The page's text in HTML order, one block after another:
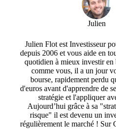
Julien
Julien Flot est Investisseur
depuis 2006 et vous aide en
quotidien à mieux investir en
comme vous, il a un jour
bourse, rapidement perdu
d'euros avant d'apprendre de
stratégie et l'appliquer
Aujourd’hui grâce à sa
risque" il est devenu un
régulièrement le marché ! Sur